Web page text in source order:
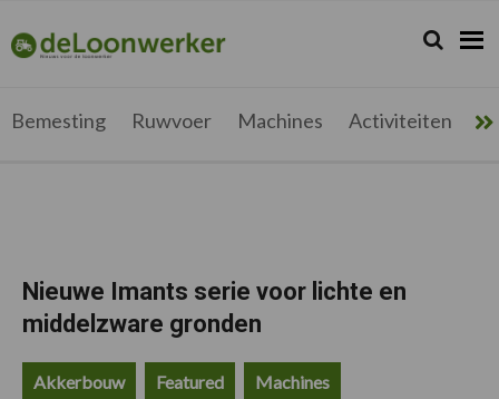
de
hoofdnavigatie
de
hoofd
de
eerste
de
voettekst
deloonwerker.be Zoeken...
Zoek
Bemesting Ruwvoer Machines Activiteiten
Nieuwe Imants serie voor lichte en
middelzware gronden
Akkerbouw Featured Machines